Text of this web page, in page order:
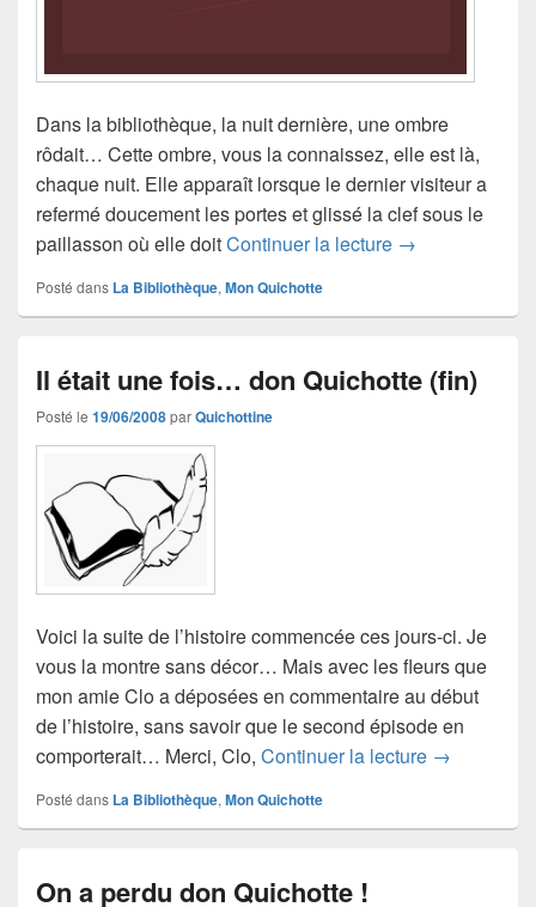
Dans la bibliothèque, la nuit dernière, une ombre
rôdait… Cette ombre, vous la connaissez, elle est là,
chaque nuit. Elle apparaît lorsque le dernier visiteur a
refermé doucement les portes et glissé la clef sous le
paillasson où elle doitContinuer la lecture Don Quichotte
→
Posté dans La Bibliothèque, Mon Quichotte
Il était une fois… don Quichotte (fin)
Posté le 19/06/2008parQuichottine
Voici la suite de l’histoire commencée ces jours-ci. Je
vous la montre sans décor… Mais avec les fleurs que
mon amie Clo a déposées en commentaire au début
de l’histoire, sans savoir que le second épisode en
comporterait… Merci, Clo, Continuer la lecture Il était une
→
Posté dans La Bibliothèque, Mon Quichotte
On a perdu don Quichotte !